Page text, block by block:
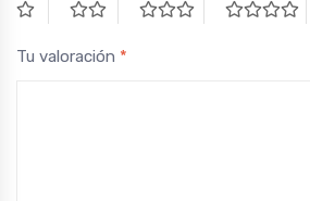
Tu valoración *